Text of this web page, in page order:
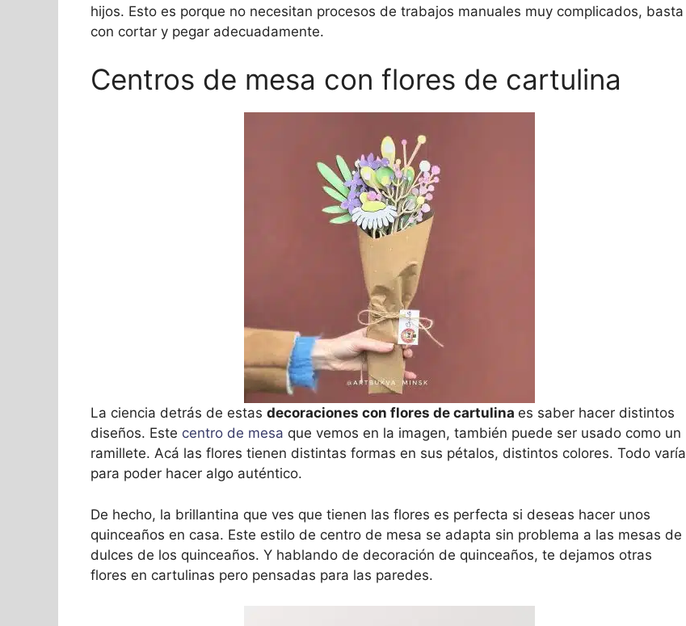
hijos. Esto es porque no necesitan procesos de trabajos manuales muy complicados, basta
con cortar y pegar adecuadamente.
Centros de mesa con flores de cartulina
La ciencia detrás de estas decoraciones con flores de cartulina es saber hacer distintos
diseños. Este centro de mesa que vemos en la imagen, también puede ser usado como un
ramillete. Acá las flores tienen distintas formas en sus pétalos, distintos colores. Todo varía
para poder hacer algo auténtico.
De hecho, la brillantina que ves que tienen las flores es perfecta si deseas hacer unos
quinceaños en casa. Este estilo de centro de mesa se adapta sin problema a las mesas de
dulces de los quinceaños. Y hablando de decoración de quinceaños, te dejamos otras
flores en cartulinas pero pensadas para las paredes.